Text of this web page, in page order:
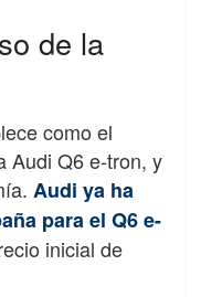
de la
como el
Audi Q6 e-tron, y
Audi ya ha
para el Q6 e-
inicial de